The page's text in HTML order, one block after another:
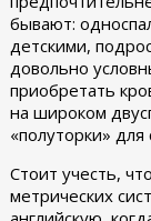
бывают:
детскими,
довольно
приобретать
на широком
«полуторки» для
Стоит учесть,
метрических